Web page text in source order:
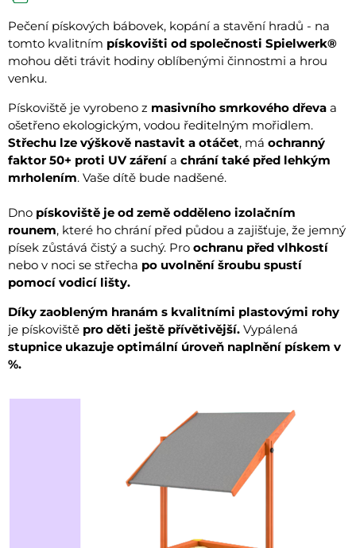
Pečení pískových bábovek, kopání a stavění hradů - na
tomto kvalitním pískovišti od společnosti Spielwerk®
mohou děti trávit hodiny oblíbenými činnostmi a hrou
venku.
Pískoviště je vyrobeno z masivního smrkového dřeva a
ošetřeno ekologickým, vodou ředitelným mořidlem.
Střechu lze výškově nastavit a otáčet, má ochranný
faktor 50+ proti UV záření a chrání také před lehkým
mrholením. Vaše dítě bude nadšené.
Dno pískoviště je od země odděleno izolačním
rounem, které ho chrání před půdou a zajišťuje, že jemný
písek zůstává čistý a suchý. Pro ochranu před vlhkostí
nebo v noci se střecha po uvolnění šroubu spustí
pomocí vodicí lišty.
Díky zaobleným hranám s kvalitními plastovými rohy
je pískoviště pro děti ještě přívětivější. Vypálená
stupnice ukazuje optimální úroveň naplnění pískem v
%.